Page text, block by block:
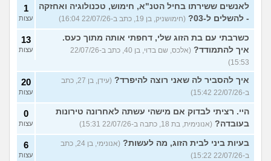
לאנשים ששירתו בחיל הטנ"א, חימוש, טכנולוגיה ואחזקה
- להשלים ל-03?
(חימושניק, בן 19, כתב ב-22/07/26 16:04)
1
עצות
כשרבתי עם בת הזוג שלי, דחפתי אותה מתוך כעס.
איך להתמודד?
(אלכס, שם בדוי, בן 40, כתב ב-22/07/26
15:53)
13
עצות
איך להסביר לה שאני רוצה להיפרד?
(עידן, בן 27, כתב
ב-22/07/26 15:42)
20
עצות
היי. רציתי לבדוק אם מישהי עשתה לאחרונה טירונות
בעובדה? (אנונימית, בת 18, כתבה ב-22/07/26 15:31)
0
עצות
בעיות ביני לבית הזוג, מה לעשות?
(אנונימי, בן 24, כתב
ב-22/07/26 15:22)
6
עצות